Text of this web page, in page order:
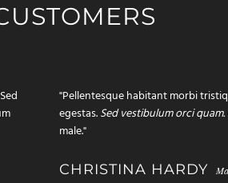
"Pellentesque habitant morbi
egestas.Sed vestibulum orci
male."
CHRISTINA HARDY